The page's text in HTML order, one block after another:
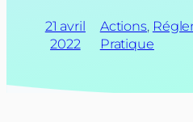
21 avril
2022
Actions,
Pratique